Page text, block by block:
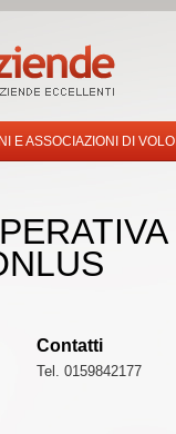
E ASSOCIAZIONI DI
Contatti
Tel. 0159842177